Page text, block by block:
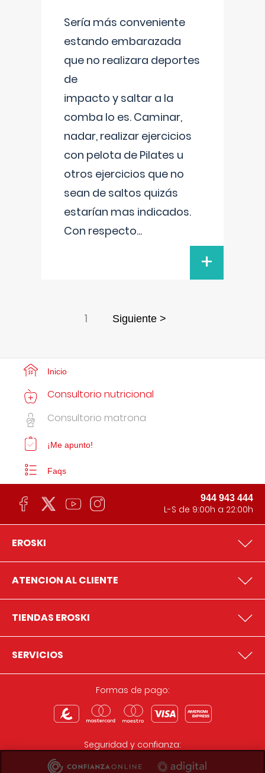
Sería más conveniente
estando embarazada
que no realizara deportes
de
impacto y saltar a la
comba lo es. Caminar,
nadar, realizar ejercicios
con pelota de Pilates u
otros ejercicios que no
sean de saltos quizás
estarían mas indicados.
Con respecto...
+
1 Siguiente >
Inicio
Consultorio nutricional
Consultorio matrona
¡Me apunto!
Faqs
944 943 444
L-S de 9:00h a 22:00h
EROSKI
ATENCION AL CLIENTE
TIENDAS EROSKI
SERVICIOS
Formas de pago:
Seguridad y confianza: